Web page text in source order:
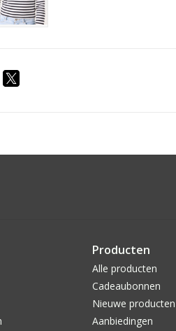
Producten
Alle producten
Cadeaubonnen
Nieuwe producten
Aanbiedingen